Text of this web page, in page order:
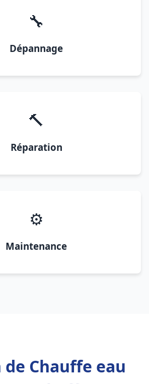
🔧
Dépannage
🔨
Réparation
⚙️
Maintenance
de Chauffe eau